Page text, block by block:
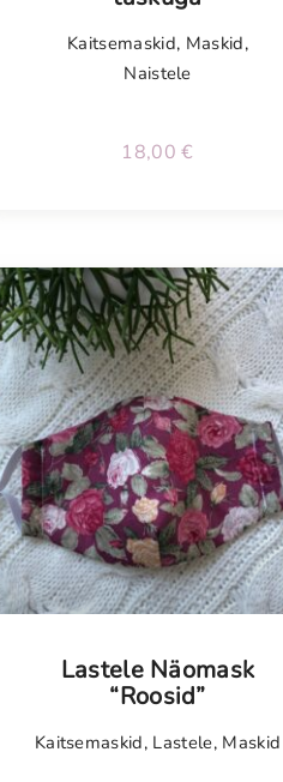
Kaitsemaskid, Maskid,
Naistele
18,00€
Lastele Näomask
“Roosid”
Kaitsemaskid, Lastele, Maskid